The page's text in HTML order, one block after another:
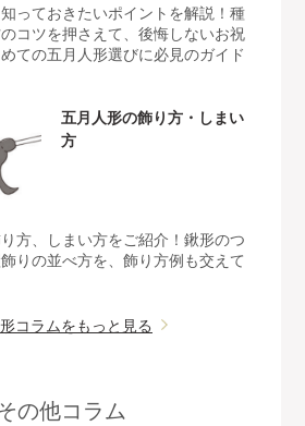
っておきたいポイントを解説！種
コツを押さえて、後悔しないお祝
ての五月人形選びに必見のガイド
五月人形の飾り方・しまい
方
方、しまい方をご紹介！鍬形のつ
りの並べ方を、飾り方例も交えて
コラムをもっと見る
の他コラム